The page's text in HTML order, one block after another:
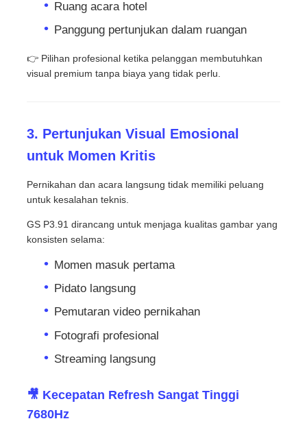
Ruang acara hotel
Panggung pertunjukan dalam ruangan
👉 Pilihan profesional ketika pelanggan membutuhkan
visual premium tanpa biaya yang tidak perlu.
3. Pertunjukan Visual Emosional
untuk Momen Kritis
Pernikahan dan acara langsung tidak memiliki peluang
untuk kesalahan teknis.
GS P3.91 dirancang untuk menjaga kualitas gambar yang
konsisten selama:
Momen masuk pertama
Pidato langsung
Pemutaran video pernikahan
Fotografi profesional
Streaming langsung
🎥 Kecepatan Refresh Sangat Tinggi
7680Hz